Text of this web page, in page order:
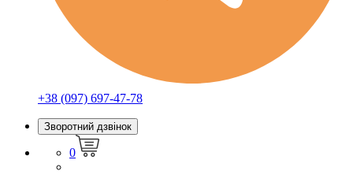
+38 (097) 697-47-78
Зворотний дзвінок
0